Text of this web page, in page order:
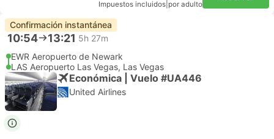
Impuestos incluidos por adulto
Confirmación instantánea
10:54 13:21 5h 27m
EWR Aeropuerto de Newark
LAS Aeropuerto Las Vegas, Las Vegas
Económica | Vuelo #UA446
United Airlines